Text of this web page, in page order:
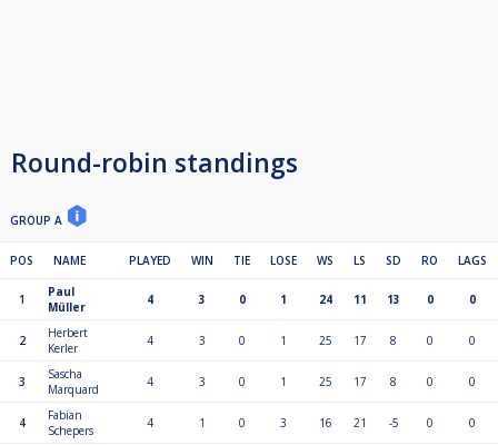
Round-robin standings
GROUP A
POS NAME PLAYED WIN TIE LOSE WS LS SD RO LAGS
1
Paul
Müller
4 3 0 1 24 11 13 0 0
2
Herbert
Kerler
4 3 0 1 25 17 8 0 0
3
Sascha
Marquard
4 3 0 1 25 17 8 0 0
4
Fabian
Schepers
4 1 0 3 16 21 -5 0 0